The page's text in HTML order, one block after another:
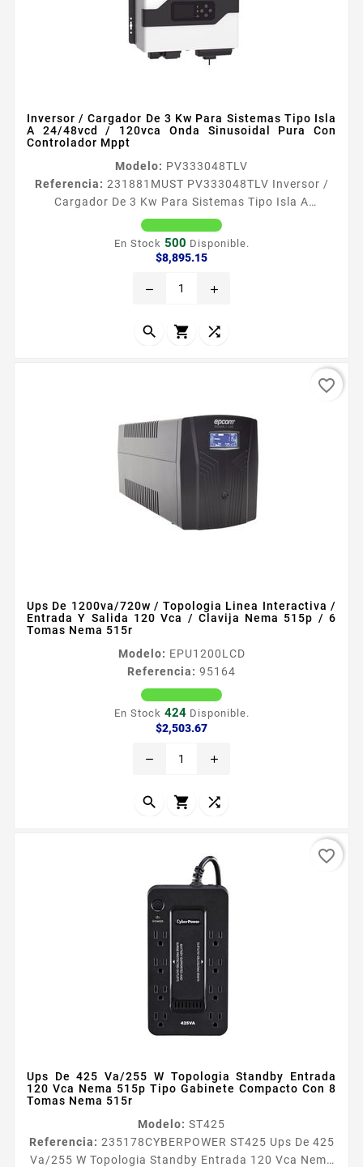
Inversor / Cargador De 3 Kw Para Sistemas Tipo Isla
A 24/48vcd / 120vca Onda Sinusoidal Pura Con
Controlador Mppt
Modelo: PV333048TLV
Referencia: 231881 MUST PV333048TLV Inversor /
Cargador De 3 Kw Para Sistemas Tipo Isla A
24/48vcd / 120vca Onda Sinusoidal Pura Con
Controlador Mppt Esta serie de inversores solares de
fase dividida PV3300 TLV es aplicable a las
de CA de una sola fase de 110VAC120V y fase
configurar el voltaje de salida la frecuencia...
En Stock 500 Disponible.
$8,895.15Precio
remove add
  
Ups De 1200va/720w / Topologia Linea Interactiva /
Entrada Y Salida 120 Vca / Clavija Nema 515p / 6
Tomas Nema 515r
Modelo: EPU1200LCD
Referencia: 95164
En Stock 424Disponible.
$2,503.67Precio
remove add
  
favorite_border
Ups De 425 Va/255 W Topologia Standby Entrada
120 Vca Nema 515p Tipo Gabinete Compacto Con 8
Tomas Nema 515r
Modelo: ST425
Referencia: 235178CYBERPOWER ST425 Ups De 425
Va/255 W Topologia Standby Entrada 120 Vca Nema
favorite_border